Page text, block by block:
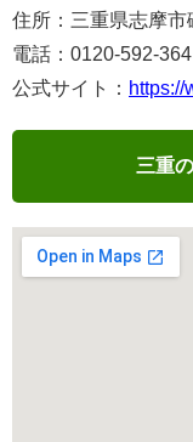
住所：三重県志摩
電話：0120-592-364
公式サイト： https://
三重